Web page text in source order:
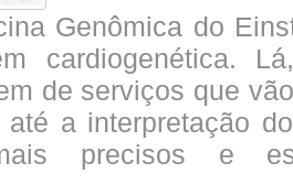
Genômica do
cardiogenética.
de serviços que
a interpretação
precisos e